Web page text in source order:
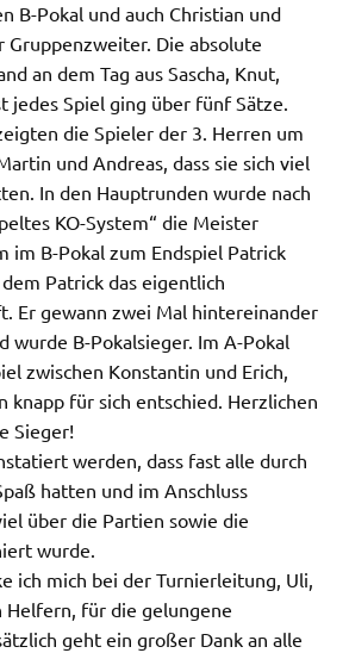
B-Pokal und auch Christian und
Gruppenzweiter. Die absolute
an dem Tag aus Sascha, Knut,
jedes Spiel ging über fünf Sätze.
die Spieler der 3. Herren um
und Andreas, dass sie sich viel
In den Hauptrunden wurde nach
KO-System“ die Meister
im B-Pokal zum Endspiel Patrick
Patrick das eigentlich
Er gewann zwei Mal hintereinander
wurde B-Pokalsieger. Im A-Pokal
zwischen Konstantin und Erich,
knapp für sich entschied. Herzlichen
Sieger!
werden, dass fast alle durch
hatten und im Anschluss
über die Partien sowie die
wurde.
ich mich bei der Turnierleitung, Uli,
Helfern, für die gelungene
geht ein großer Dank an alle